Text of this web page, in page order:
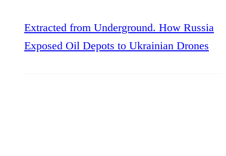
Extracted from Underground. How Russia
Exposed Oil Depots to Ukrainian Drones